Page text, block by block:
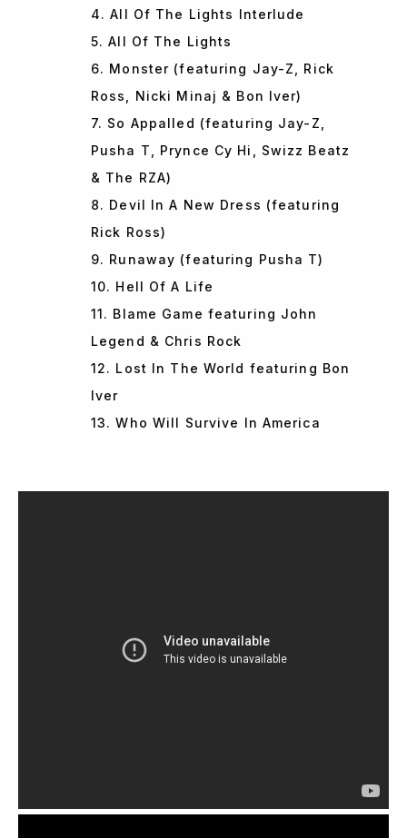
4. All Of The Lights Interlude
5. All Of The Lights
6. Monster (featuring Jay-Z, Rick
Ross, Nicki Minaj & Bon Iver)
7. So Appalled (featuring Jay-Z,
Pusha T, Prynce Cy Hi, Swizz Beatz
& The RZA)
8. Devil In A New Dress (featuring
Rick Ross)
9. Runaway (featuring Pusha T)
10. Hell Of A Life
11. Blame Game featuring John
Legend & Chris Rock
12. Lost In The World featuring Bon
Iver
13. Who Will Survive In America